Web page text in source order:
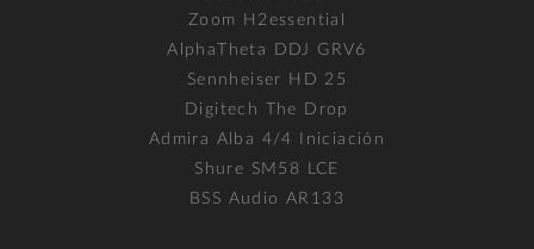
Zoom H2essential
AlphaTheta DDJ GRV6
Sennheiser HD 25
Digitech The Drop
Admira Alba 4/4 Iniciación
Shure SM58 LCE
BSS Audio AR133